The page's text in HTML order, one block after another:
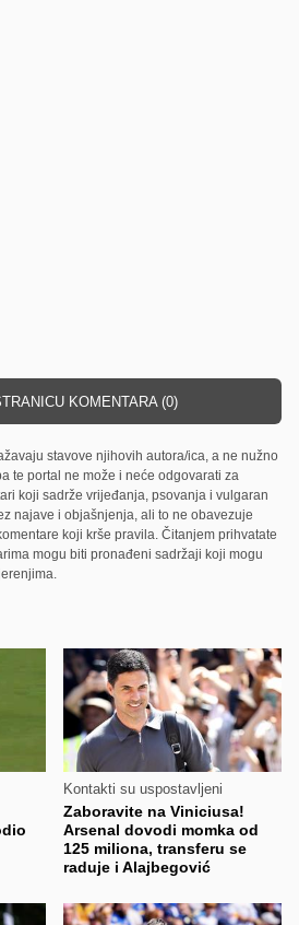
KOMENTARA (0)
stavove njihovih autora/ica, a ne nužno
te portal ne može i neće odgovarati za
koji sadrže vrijeđanja, psovanja i vulgaran
najave i objašnjenja, ali to ne obavezuje
koji krše pravila. Čitanjem prihvatate
mogu biti pronađeni sadržaji koji mogu
Kontakti su uspostavljeni
Zaboravite na Viniciusa!
Arsenal dovodi momka od
125 miliona, transferu se
raduje i Alajbegović